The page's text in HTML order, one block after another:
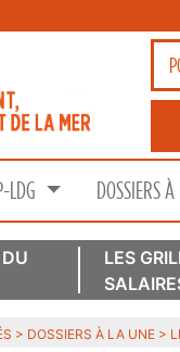
LDG DOSSIERS
LES
> DOSSIERS À LA UNE >